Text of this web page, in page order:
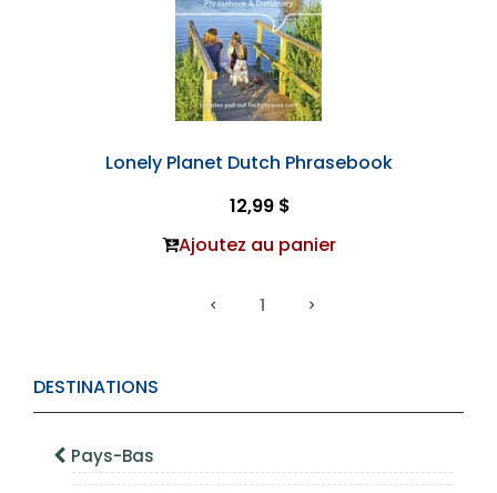
DESTINATIONS
Pays-Bas
Lonely Planet Dutch Phrasebook
12,99 $
Ajoutez au panier
1